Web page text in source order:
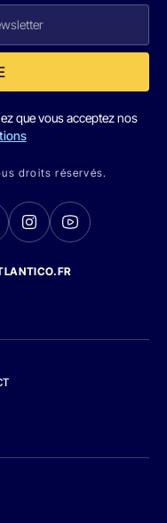
que vous acceptez nos
droits réservés.